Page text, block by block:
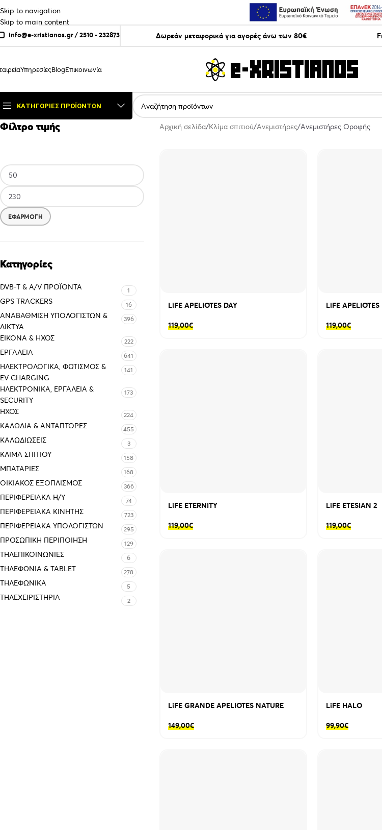
Skip to navigation
Skip to main content
info@e-xristianos.gr/2510 - 232873 Δωρεάν μεταφορικά για αγορές άνω των 80€
ΥπηρεσίεςBlogΕπικοινωνία
ΚΑΤΗΓΟΡΊΕΣ ΠΡΟΪΌΝΤΩΝ
Φίλτρο τιμής
ΕΦΑΡΜΟΓΉ
Κατηγορίες
DVB-T & A/V ΠΡΟΪΌΝΤΑ 1
GPS TRACKERS 16
ΑΝΑΒΆΘΜΙΣΗ ΥΠΟΛΟΓΙΣΤΏΝ &
ΔΊΚΤΥΑ
396
ΕΙΚΌΝΑ & ΗΧΟΣ 222
ΕΡΓΑΛΕΊΑ 641
ΗΛΕΚΤΡΟΛΟΓΙΚΆ, ΦΩΤΙΣΜΌΣ &
EV CHARGING
141
ΗΛΕΚΤΡΟΝΙΚΆ, ΕΡΓΑΛΕΊΑ &
SECURITY
173
ΉΧΟΣ 224
ΚΑΛΏΔΙΑ & ΑΝΤΆΠΤΟΡΕΣ 455
ΚΑΛΩΔΙΏΣΕΙΣ 3
ΚΛΊΜΑ ΣΠΙΤΙΟΎ 158
ΜΠΑΤΑΡΊΕΣ 168
ΟΙΚΙΑΚΌΣ ΕΞΟΠΛΙΣΜΌΣ 366
ΠΕΡΙΦΕΡΕΙΑΚΑ Η/Υ 74
ΠΕΡΙΦΕΡΕΙΑΚΑ ΚΙΝΗΤΗΣ 723
ΠΕΡΙΦΕΡΕΙΑΚΆ ΥΠΟΛΟΓΙΣΤΏΝ 295
ΠΡΟΣΩΠΙΚΉ ΠΕΡΙΠΟΊΗΣΗ 129
ΤΗΛΕΠΙΚΟΙΝΩΝΊΕΣ 6
ΤΗΛΕΦΩΝΊΑ & TABLET 278
ΤΗΛΕΦΩΝΙΚΑ 5
ΤΗΛΕΧΕΙΡΙΣΤΉΡΙΑ 2
Αρχική σελίδα Κλίμα σπιτιού Ανεμιστήρες Ανεμιστήρες Οροφής
LiFE APELIOTES DAY
119,00€
LiFE APELIOTES
119,00€
LiFE ETERNITY
119,00€
LiFE ETESIAN 2
119,00€
LiFE GRANDE APELIOTES NATURE
149,00€
LiFE HALO
99,90€